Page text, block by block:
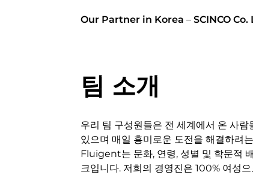
Our Partner in Korea –SCINCO Co.
팀 소개
우리 팀 구성원들은 전 세계에서 온 사
있으며 매일 흥미로운 도전을 해결하려
Fluigent는 문화, 연령, 성별 및 학문적
크입니다. 저희의 경영진은 100% 여성